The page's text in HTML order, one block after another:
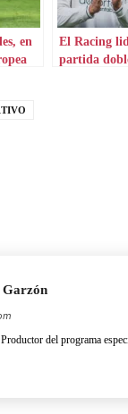
en
El Racing
partida
Garzón
del programa